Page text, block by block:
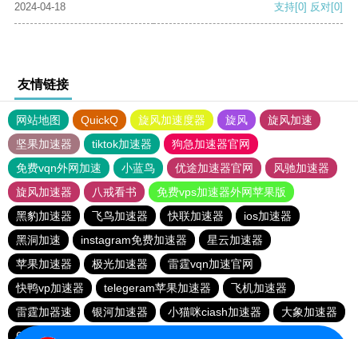
2024-04-18 支持[0] 反对[0]
友情链接
网站地图 QuickQ 旋风加速度器 旋风
旋风加速
坚果加速器
tiktok加速器
狗急加速器官网
免费vqn外网加速
小蓝鸟 优途加速器官网
风驰加速器
旋风加速器
八戒看书
免费vps加速器外网苹果版
黑豹加速器
飞鸟加速器 快联加速器
ios加速器
黑洞加速
instagram免费加速器
星云加速器
苹果加速器
极光加速器
雷霆vqn加速官网
快鸭vp加速器
telegeram苹果加速器
飞机加速器
雷霆加器速
银河加速器 小猫咪ciash加速器
大象加速器
6513下载站